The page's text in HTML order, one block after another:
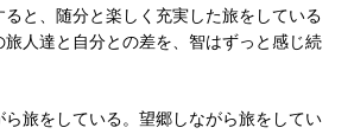
と、随分と楽しく充実した旅をしている
旅人達と自分との差を、智はずっと感じ続
旅をしている。望郷しながら旅をしてい